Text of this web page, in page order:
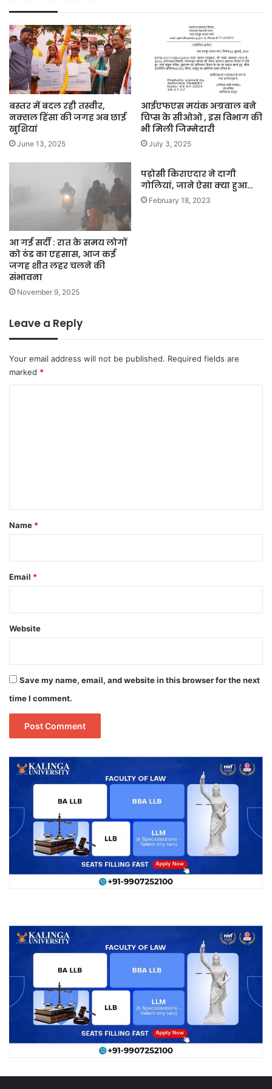
बस्तर में बदल रही तस्वीर,
नक्सल हिंसा की जगह अब छाई
खुशियां
June 13, 2025
आईएफएस मयंक अग्रवाल बने
चिप्स के सीओओ , इस विभाग की
भी मिली जिम्मेदारी
July 3, 2025
आ गई सर्दी : रात के समय लोगों
को ठंड का एहसास, आज कई
जगह शीत लहर चलने की
संभावना
November 9, 2025
पड़ोसी किराएदार ने दागी
गोलियां, जाने ऐसा क्या हुआ…
February 18, 2023
Leave a Reply
Your email address will not be published. Required fields are
marked *
*
Name *
Email *
Website
Save my name, email, and website in this browser for the next
time I comment.